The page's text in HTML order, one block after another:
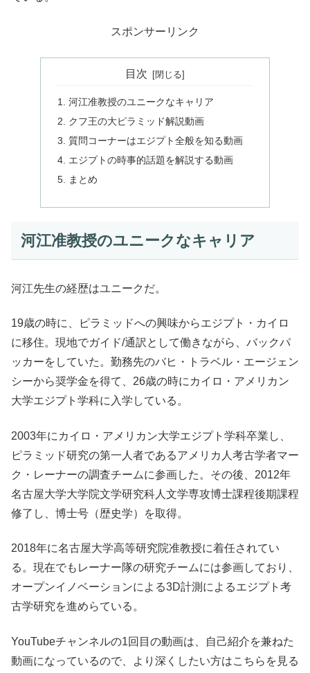
スポンサーリンク
目次
河江准教授のユニークなキャリア
クフ王の大ピラミッド解説動画
質問コーナーはエジプト全般を知る動画
エジプトの時事的話題を解説する動画
まとめ
河江准教授のユニークなキャリア
河江先生の経歴はユニークだ。
19歳の時に、ピラミッドへの興味からエジプト・カイロ
に移住。現地でガイド/通訳として働きながら、バックパ
ッカーをしていた。勤務先のバヒ・トラベル・エージェン
シーから奨学金を得て、26歳の時にカイロ・アメリカン
大学エジプト学科に入学している。
2003年にカイロ・アメリカン大学エジプト学科卒業し、
ピラミッド研究の第一人者であるアメリカ人考古学者マー
ク・レーナーの調査チームに参画した。その後、2012年
名古屋大学大学院文学研究科人文学専攻博士課程後期課程
修了し、博士号（歴史学）を取得。
2018年に名古屋大学高等研究院准教授に着任されてい
る。現在でもレーナー隊の研究チームには参画しており、
オープンイノベーションによる3D計測によるエジプト考
古学研究を進めらている。
YouTubeチャンネルの1回目の動画は、自己紹介を兼ねた
動画になっているので、より深くしたい方はこちらを見る